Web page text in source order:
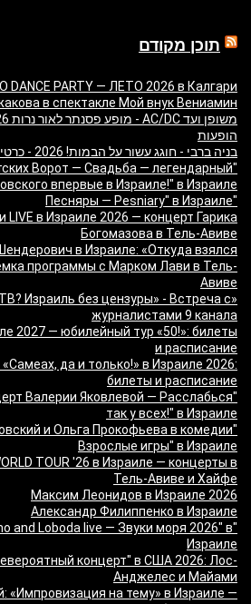
תוכן מקודם
DANCE PARTY — ЛЕТО 2026 в Калгари
в спектакле Мой внук Вениамин
הופעות
בניה ברבי - חוגג עשור על הבמות! 2026 - כרטיסים ולוח הופעות
Ворот — Свадьба — легендарный
впервые в Израиле!" в Израиле
"Песняры — Pesniary" в Израиле
в Израиле 2026 — концерт Гарика
Богомазова в Тель-Авиве
в Израиле: «Откуда взялся
программы с Марком Лави в Тель-
Авиве
Израиль без цензуры» - Встреча с
журналистами 9 канала
2027 — юбилейный тур «50!»: билеты
и расписание
да и только!» в Израиле 2026:
билеты и расписание
Валерии Яковлевой — Расслабься
так у всех!" в Израиле
и Ольга Прокофьева в комедии
Взрослые игры" в Израиле
TOUR '26 в Израиле — концерты в
Тель-Авиве и Хайфе
Максим Леонидов в Израиле 2026
Александр Филиппенко в Израиле
and Loboda live — Звуки моря 2026" в
Израиле
концерт" в США 2026: Лос-
Анджелес и Майами
«Импровизация на тему» в Израиле —